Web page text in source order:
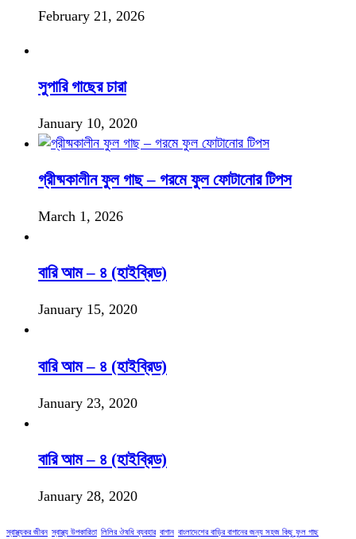
February 21, 2026
সুপারি গাছের চারা
January 10, 2020
গ্রীষ্মকালীন ফুল গাছ – গরমে ফুল ফোটানোর টিপস
March 1, 2026
বারি আম – ৪ (হাইব্রিড)
January 15, 2020
বারি আম – ৪ (হাইব্রিড)
January 23, 2020
বারি আম – ৪ (হাইব্রিড)
January 28, 2020
স্বাস্থ্যকর জীবন স্বাস্থ্য উপকারিতা লিলির ঔষধি ব্যবহার বাগান বাংলাদেশের বাড়ির বাগানের জন্য সহজ কিছু ফুল গাছ